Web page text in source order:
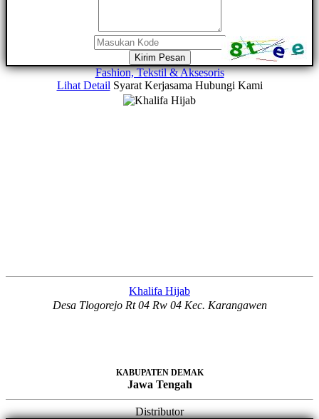
Kirim Pesan
Fashion, Tekstil & Aksesoris
Lihat Detail Syarat Kerjasama Hubungi Kami
Khalifa Hijab
Desa Tlogorejo Rt 04 Rw 04 Kec. Karangawen
KABUPATEN DEMAK
Jawa Tengah
Distributor